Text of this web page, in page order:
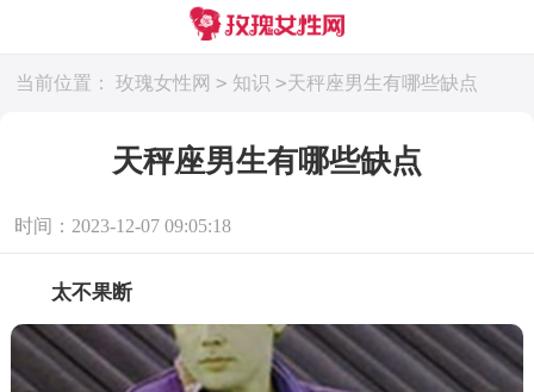
当前位置： 玫瑰女性网 > 知识 >天秤座男生有哪些缺点
天秤座男生有哪些缺点
时间：2023-12-07 09:05:18
太不果断